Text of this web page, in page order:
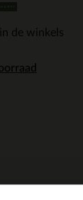
de winkels